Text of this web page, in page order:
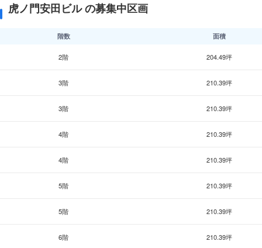
虎ノ門安田ビル の募集中区画
階数 面積
2階 204.49坪
3階 210.39坪
3階 210.39坪
4階 210.39坪
4階 210.39坪
5階 210.39坪
5階 210.39坪
6階 210.39坪